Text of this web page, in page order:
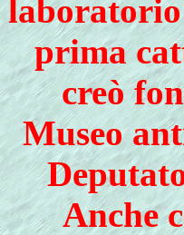
laboratorio
prima
creò
Museo
Anche